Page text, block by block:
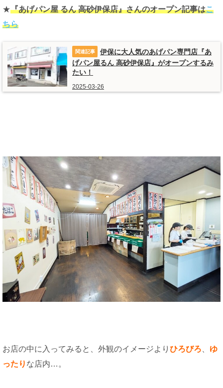
★『あげパン屋 るん 高砂伊保店』さんのオープン記事はこ
ちら
伊保に大人気のあげパン専門店『あ
げパン屋るん 高砂伊保店』がオープンするみ
たい！
2025-03-26
お店の中に入ってみると、外観のイメージより ひろびろ
ゆ
ったり な店内…。